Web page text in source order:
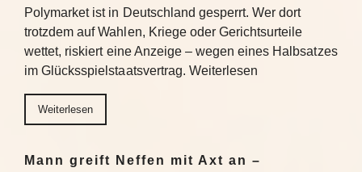
Polymarket ist in Deutschland gesperrt. Wer dort
trotzdem auf Wahlen, Kriege oder Gerichtsurteile
wettet, riskiert eine Anzeige – wegen eines Halbsatzes
im Glücksspielstaatsvertrag. Weiterlesen
Weiterlesen
Mann greift Neffen mit Axt an –